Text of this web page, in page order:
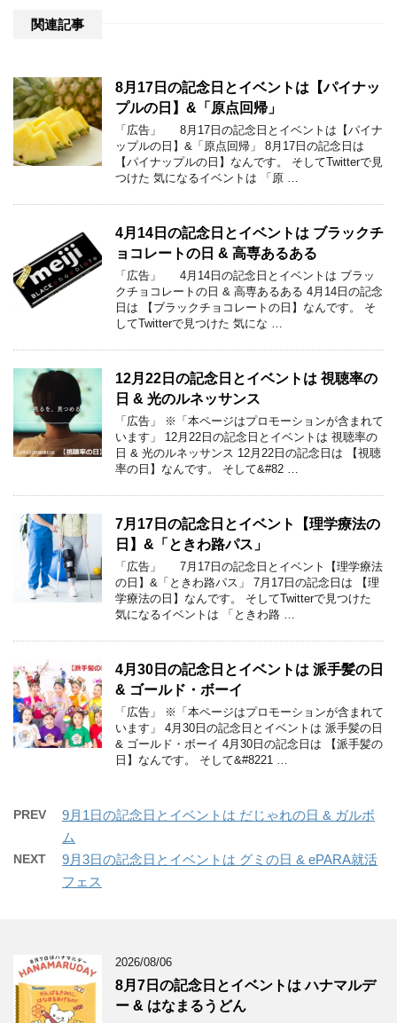
関連記事
8月17日の記念日とイベントは【パイナッ
プルの日】&「原点回帰」
「広告」 8月17日の記念日とイベントは【パイナ
ップルの日】&「原点回帰」 8月17日の記念日は
【パイナップルの日】なんです。 そしてTwitterで見
つけた 気になるイベントは 「原 …
4月14日の記念日とイベントは ブラックチ
ョコレートの日 & 高専あるある
「広告」 4月14日の記念日とイベントは ブラッ
クチョコレートの日 & 高専あるある 4月14日の記念
日は 【ブラックチョコレートの日】なんです。 そ
してTwitterで見つけた 気にな …
12月22日の記念日とイベントは 視聴率の
日 & 光のルネッサンス
「広告」 ※「本ページはプロモーションが含まれて
います」 12月22日の記念日とイベントは 視聴率の
日 & 光のルネッサンス 12月22日の記念日は 【視聴
率の日】なんです。 そして&#82 …
7月17日の記念日とイベント【理学療法の
日】&「ときわ路パス」
「広告」 7月17日の記念日とイベント【理学療法
の日】&「ときわ路パス」 7月17日の記念日は 【理
学療法の日】なんです。 そしてTwitterで見つけた
気になるイベントは 「ときわ路 …
4月30日の記念日とイベントは 派手髪の日
& ゴールド・ボーイ
「広告」 ※「本ページはプロモーションが含まれて
います」 4月30日の記念日とイベントは 派手髪の日
& ゴールド・ボーイ 4月30日の記念日は 【派手髪の
日】なんです。 そして&#8221 …
PREV
9月1日の記念日とイベントは だじゃれの日 & ガルボ
ム
NEXT
9月3日の記念日とイベントは グミの日 & ePARA就活
フェス
2026/08/06
8月7日の記念日とイベントは ハナマルデ
ー & はなまるうどん